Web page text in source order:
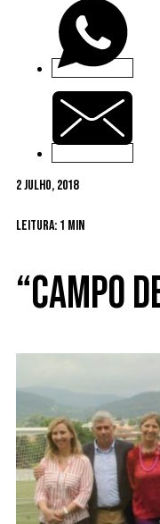
2 Julho, 2018
Leitura: 1 min
“Campo